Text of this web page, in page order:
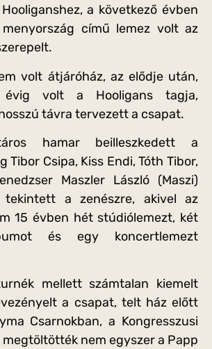
a következő évben
című lemez volt az
volt átjáróház, az elődje után,
volt a Hooligans tagja,
távra tervezett a csapat.
hamar beilleszkedett a
Tibor Csipa, Kiss Endi, Tóth Tibor,
Maszler László (Maszi)
tekintett a zenészre, akivel az
15 évben hét stúdiólemezt, két
és egy koncertlemezt
mellett számtalan kiemelt
a csapat, telt ház előtt
Csarnokban, a Kongresszusi
megtöltötték nem egyszer a Papp